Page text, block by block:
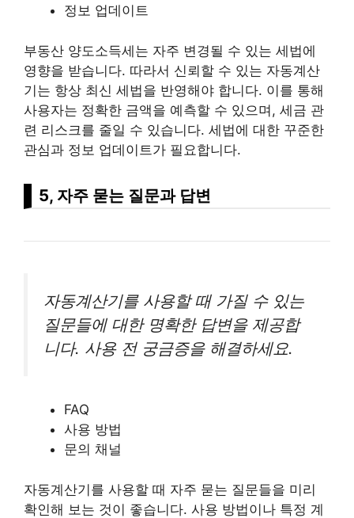
정보 업데이트
부동산 양도소득세는 자주 변경될 수 있는 세법에
영향을 받습니다. 따라서 신뢰할 수 있는 자동계산
기는 항상 최신 세법을 반영해야 합니다. 이를 통해
사용자는 정확한 금액을 예측할 수 있으며, 세금 관
련 리스크를 줄일 수 있습니다. 세법에 대한 꾸준한
관심과 정보 업데이트가 필요합니다.
5, 자주 묻는 질문과 답변
자동계산기를 사용할 때 가질 수 있는
질문들에 대한 명확한 답변을 제공합
니다. 사용 전 궁금증을 해결하세요.
FAQ
사용 방법
문의 채널
자동계산기를 사용할 때 자주 묻는 질문들을 미리
확인해 보는 것이 좋습니다. 사용 방법이나 특정 계